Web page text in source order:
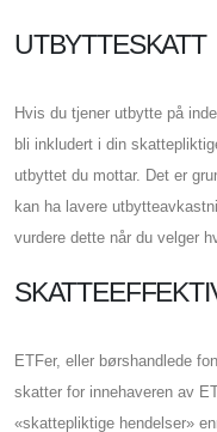
UTBYTTESKATT
Hvis du tjener utbytte på
bli inkludert i din
utbyttet du mottar. Det er
kan ha lavere
vurdere dette når du velger
ETFer, eller børshandlede
skatter for innehaveren av
«skattepliktige hendelser»